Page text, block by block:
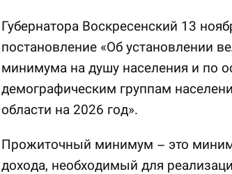
Губернатора Воскресенский 13
постановление «Об установлении
минимума на душу населения и по
демографическим группам
области на 2026 год».
Прожиточный минимум – это
дохода, необходимый для